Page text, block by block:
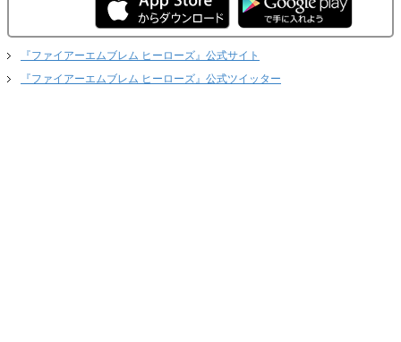
『ファイアーエムブレム ヒーローズ』公式サイト
『ファイアーエムブレム ヒーローズ』公式ツイッター